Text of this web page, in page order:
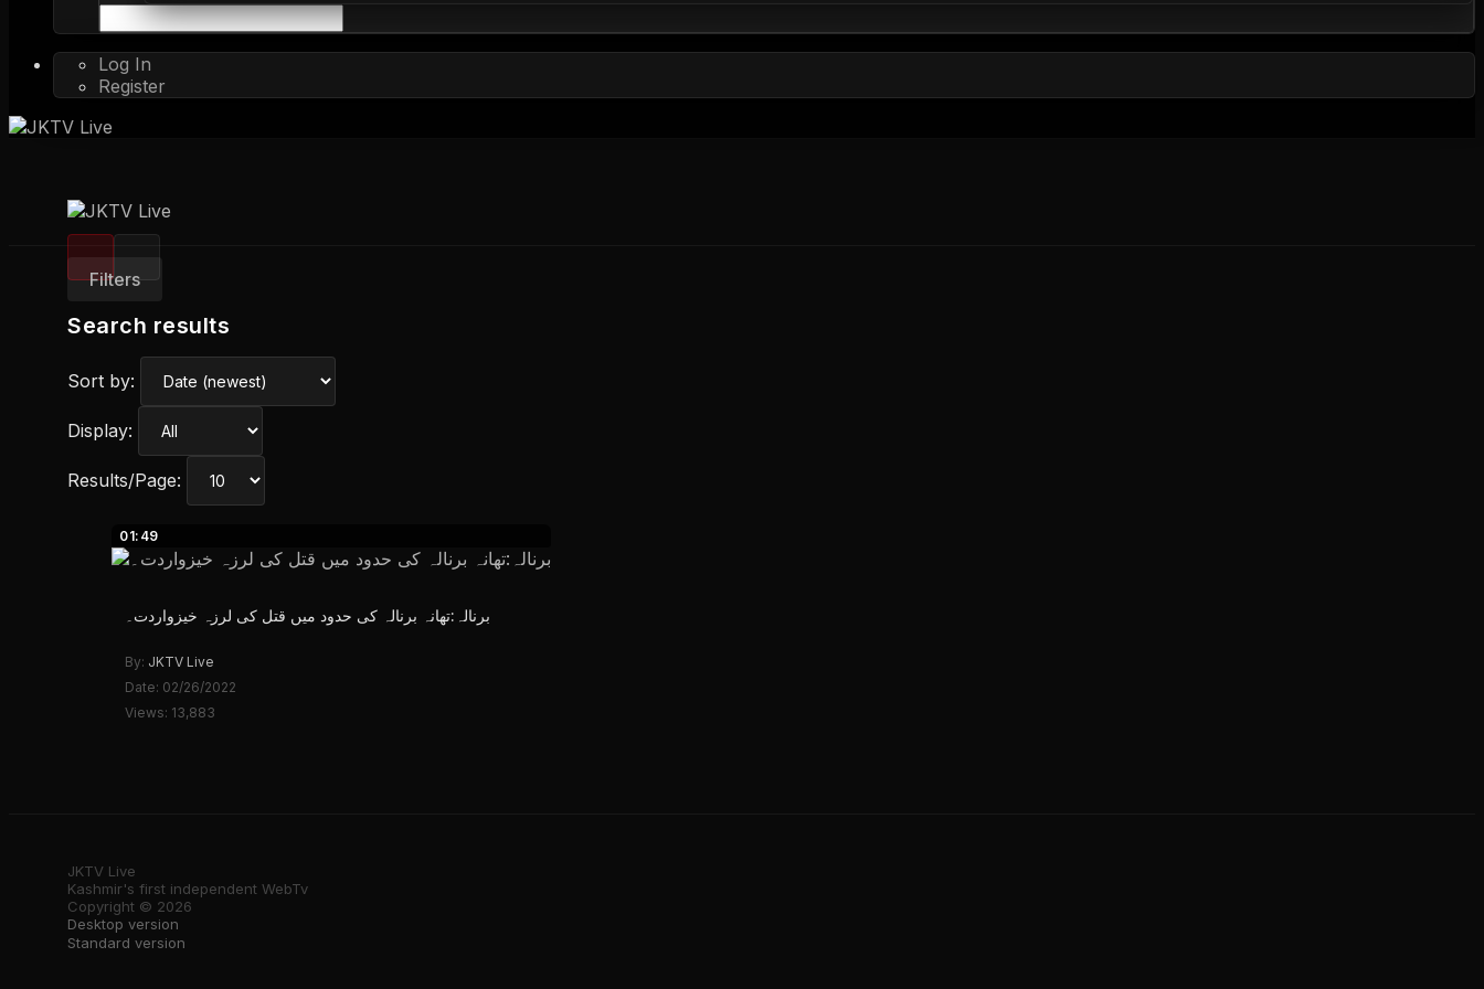
Log In
Register
Filters
Search results
Sort by:
Display:
Results/Page:
01:49
برنالہ:تھانہ برنالہ کی حدود میں قتل کی لرزہ خیزواردت۔
By: JKTV Live
Date: 02/26/2022
Views: 13,883
JKTV Live
Kashmir's first independent WebTv
Copyright © 2026
Desktop version
Standard version